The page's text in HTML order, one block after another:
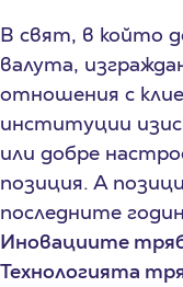
В свят, в който
валута,
отношения с
институции
или добре
позиция. А
последните
Иновациите
Технологията